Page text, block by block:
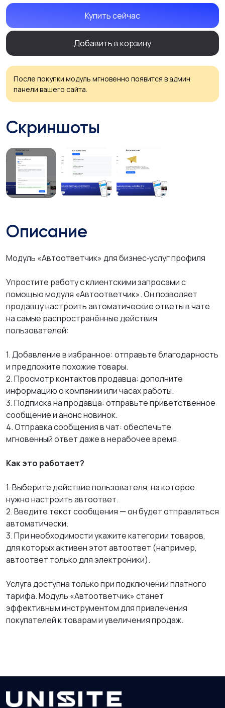
Купить сейчас
Добавить в корзину
После покупки модуль мгновенно появится в админ
панели вашего сайта.
Скриншоты
Описание
Модуль «Автоответчик» для бизнес‑услуг профиля
Упростите работу с клиентскими запросами с
помощью модуля «Автоответчик». Он позволяет
продавцу настроить автоматические ответы в чате
на самые распространённые действия
пользователей:
1. Добавление в избранное: отправьте благодарность
и предложите похожие товары.
2. Просмотр контактов продавца: дополните
информацию о компании или часах работы.
3. Подписка на продавца: отправьте приветственное
сообщение и анонс новинок.
4. Отправка сообщения в чат: обеспечьте
мгновенный ответ даже в нерабочее время.
Как это работает?
1. Выберите действие пользователя, на которое
нужно настроить автоответ.
2. Введите текст сообщения — он будет отправляться
автоматически.
3. При необходимости укажите категории товаров,
для которых активен этот автоответ (например,
автоответ только для электроники).
Услуга доступна только при подключении платного
тарифа. Модуль «Автоответчик» станет
эффективным инструментом для привлечения
покупателей к товарам и увеличения продаж.